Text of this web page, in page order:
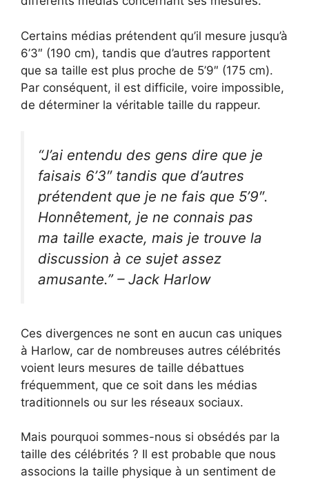
Certains médias prétendent qu’il mesure jusqu’à
6’3″ (190 cm), tandis que d’autres rapportent
que sa taille est plus proche de 5’9″ (175 cm).
Par conséquent, il est difficile, voire impossible,
de déterminer la véritable taille du rappeur.
“J’ai entendu des gens dire que je
faisais 6’3″ tandis que d’autres
prétendent que je ne fais que 5’9″.
Honnêtement, je ne connais pas
ma taille exacte, mais je trouve la
discussion à ce sujet assez
amusante.” – Jack Harlow
Ces divergences ne sont en aucun cas uniques
à Harlow, car de nombreuses autres célébrités
voient leurs mesures de taille débattues
fréquemment, que ce soit dans les médias
traditionnels ou sur les réseaux sociaux.
Mais pourquoi sommes-nous si obsédés par la
taille des célébrités ? Il est probable que nous
associons la taille physique à un sentiment de